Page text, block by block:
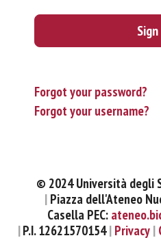
Forgot your password?
Forgot your username?
© 2024 Università degli
Piazza dell'Ateneo
Casella PEC:
P.I. 12621570154 Privacy